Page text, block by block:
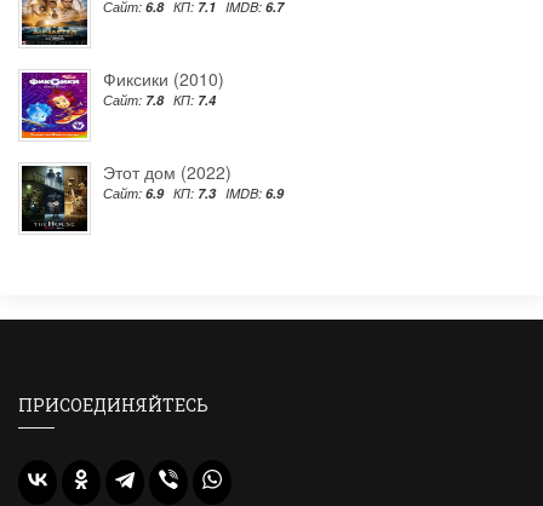
Сайт: 6.8 КП: 7.1 IMDB: 6.7
Фиксики (2010)
Сайт: 7.8 КП: 7.4
Этот дом (2022)
Сайт: 6.9 КП: 7.3 IMDB: 6.9
ПРИСОЕДИНЯЙТЕСЬ